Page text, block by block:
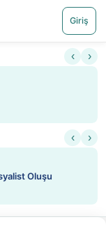
Giriş
‹ ›
kısıtlama ve
‹ ›
KONU ÖZET J.